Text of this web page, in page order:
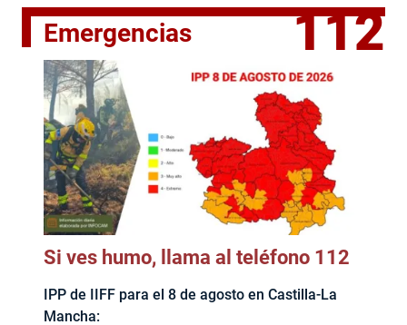
Emergencias 112
Si ves humo, llama al teléfono 112
IPP de IIFF para el 8 de agosto en Castilla-La
Mancha: